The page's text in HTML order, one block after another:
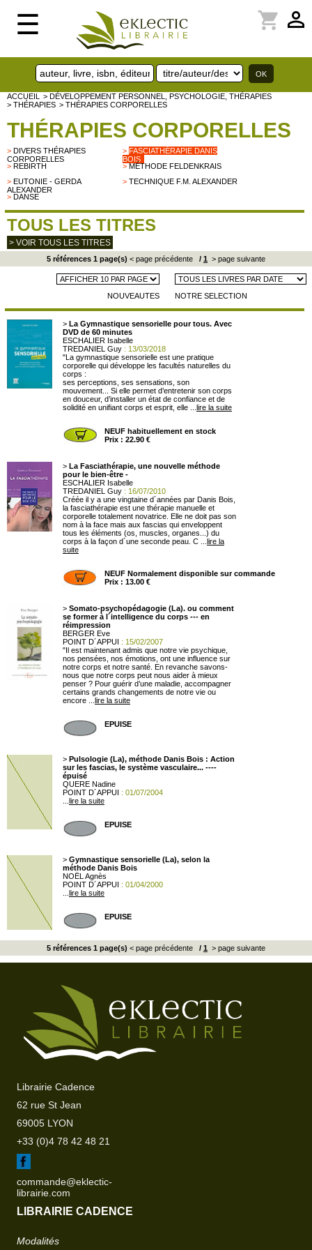
☰ perm_identity
shopping_cart
ACCUEIL
> DÉVELOPPEMENT PERSONNEL, PSYCHOLOGIE, THÉRAPIES
> THÉRAPIES > THÉRAPIES CORPORELLES
THÉRAPIES CORPORELLES
> DIVERS THÉRAPIES
CORPORELLES
> FASCIATHÉRAPIE DANIS
BOIS
> REBIRTH >MÉTHODE FELDENKRAIS
> EUTONIE - GERDA
ALEXANDER
>TECHNIQUE F.M. ALEXANDER
> DANSE
TOUS LES TITRES
> VOIR TOUS LES TITRES
5 références 1 page(s) < page précédente / 1 > page suivante
NOUVEAUTES NOTRE SELECTION
> La Gymnastique sensorielle pour tous. Avec
DVD de 60 minutes
ESCHALIER Isabelle
TREDANIEL Guy : 13/03/2018
"La gymnastique sensorielle est une pratique
corporelle qui développe les facultés naturelles du
corps :
ses perceptions, ses sensations, son
mouvement... Si elle permet d’entretenir son corps
en douceur, d’installer un état de confiance et de
solidité en unifiant corps et esprit, elle ... lire la suite
NEUF habituellement en stock
Prix : 22.90 €
> La Fasciathérapie, une nouvelle méthode
pour le bien-être -
ESCHALIER Isabelle
TREDANIEL Guy : 16/07/2010
Créée il y a une vingtaine d´années par Danis Bois,
la fasciathérapie est une thérapie manuelle et
corporelle totalement novatrice. Elle ne doit pas son
nom à la face mais aux fascias qui enveloppent
tous les éléments (os, muscles, organes...) du
corps à la façon d´une seconde peau. C ... lire la
suite
NEUF Normalement disponible sur commande
Prix : 13.00 €
> Somato-psychopédagogie (La). ou comment
se former à l´intelligence du corps --- en
réimpression
BERGER Eve
POINT D´APPUI : 15/02/2007
"Il est maintenant admis que notre vie psychique,
nos pensées, nos émotions, ont une influence sur
notre corps et notre santé. En revanche savons-
nous que notre corps peut nous aider à mieux
penser ? Pour guérir d’une maladie, accompagner
certains grands changements de notre vie ou
encore ... lire la suite
EPUISE
> Pulsologie (La), méthode Danis Bois : Action
sur les fascias, le système vasculaire... ----
épuisé
QUERE Nadine
POINT D´APPUI : 01/07/2004
lire la suite
EPUISE
> Gymnastique sensorielle (La), selon la
méthode Danis Bois
NOËL Agnès
POINT D´APPUI : 01/04/2000
lire la suite
EPUISE
5 références 1 page(s) < page précédente / 1 > page suivante
Librairie Cadence
62 rue St Jean
69005 LYON
+33 (0)4 78 42 48 21
commande@eklectic-
librairie.com
LIBRAIRIE CADENCE
Modalités